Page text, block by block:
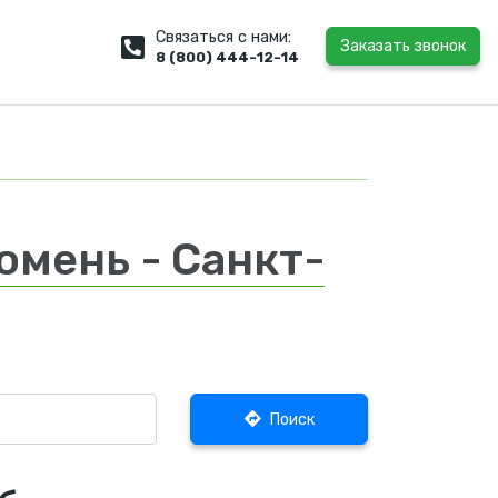
Связаться с нами:
8 (800) 444-12-14
Заказать звонок
- Санкт-
Поиск